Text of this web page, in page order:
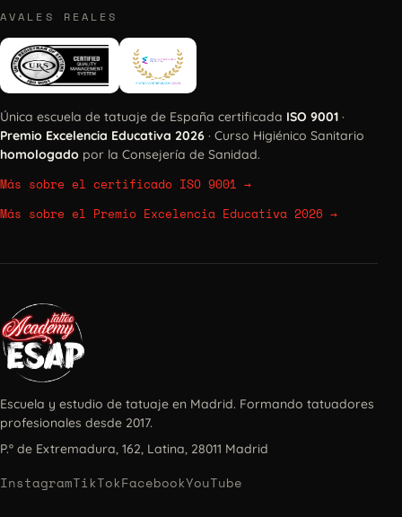
AVALES REALES
Única escuela de tatuaje de España certificada ISO 9001 ·
Premio Excelencia Educativa 2026 · Curso Higiénico Sanitario
homologado por la Consejería de Sanidad.
Más sobre el certificado ISO 9001 →
Más sobre el Premio Excelencia Educativa 2026 →
Escuela y estudio de tatuaje en Madrid. Formando tatuadores
profesionales desde 2017.
P.º de Extremadura, 162, Latina, 28011 Madrid
InstagramTikTokFacebookYouTube